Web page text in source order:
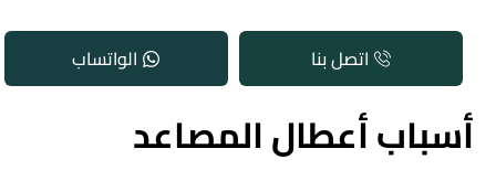
اتصل بنا الواتساب
أسباب أعطال المصاعد